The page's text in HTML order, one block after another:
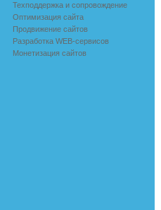
Техподдержка и сопровождение
Оптимизация сайта
Продвижение сайтов
Разработка WEB-сервисов
Монетизация сайтов